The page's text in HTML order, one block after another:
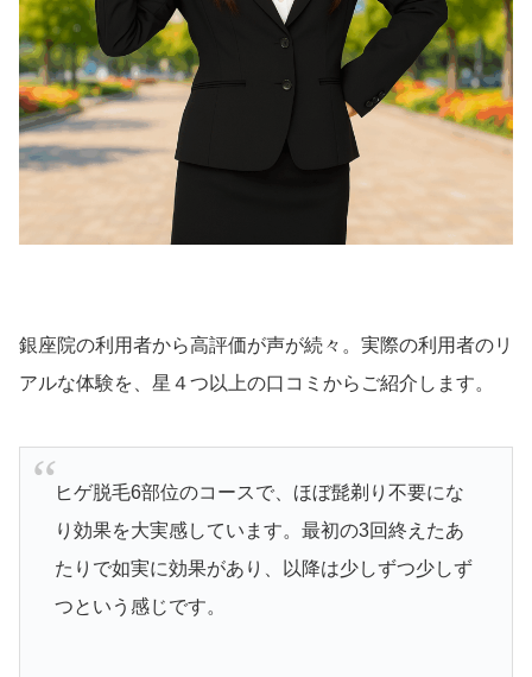
銀座院の利用者から高評価が声が続々。実際の利用者のリ
アルな体験を、星４つ以上の口コミからご紹介します。
ヒゲ脱毛6部位のコースで、ほぼ髭剃り不要にな
り効果を大実感しています。最初の3回終えたあ
たりで如実に効果があり、以降は少しずつ少しず
つという感じです。